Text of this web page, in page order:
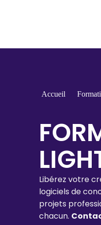
Accueil
Libérez votre
logiciels de
projets
chacun.